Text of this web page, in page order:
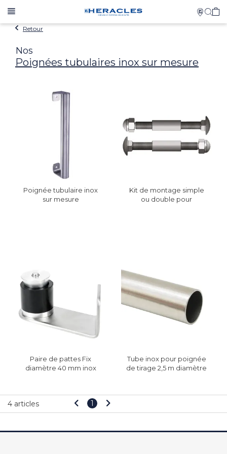
Retour
Nos
Poignées tubulaires inox sur mesure
Poignée tubulaire inox
sur mesure
Kit de montage simple
ou double pour
Paire de pattes Fix
diamètre 40 mm inox
Tube inox pour poignée
de tirage 2,5 m diamètre
4 articles 1